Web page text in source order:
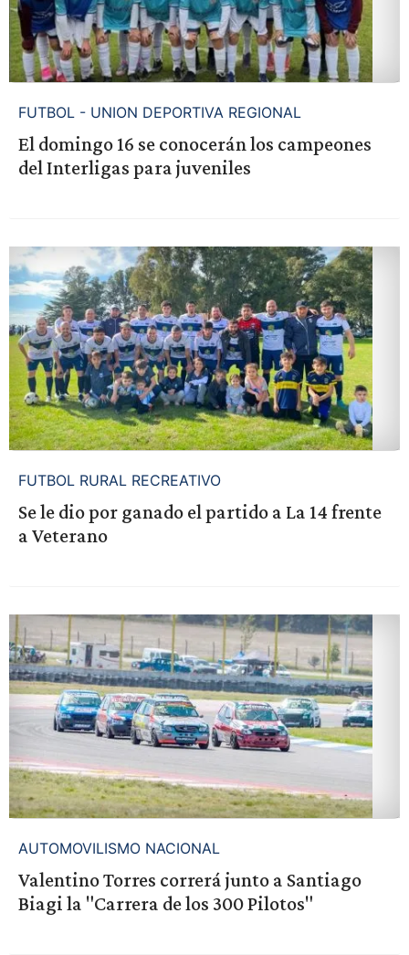
FUTBOL - UNION DEPORTIVA REGIONAL
El domingo 16 se conocerán los campeones
del Interligas para juveniles
FUTBOL RURAL RECREATIVO
Se le dio por ganado el partido a La 14 frente
a Veterano
AUTOMOVILISMO NACIONAL
Valentino Torres correrá junto a Santiago
Biagi la "Carrera de los 300 Pilotos"